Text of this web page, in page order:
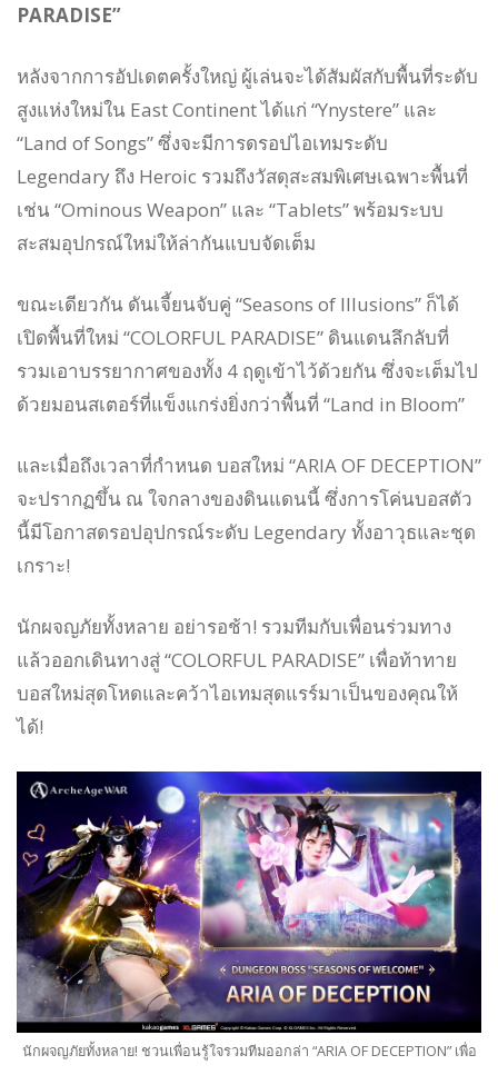
PARADISE”
หลังจากการอัปเดตครั้งใหญ่ ผู้เล่นจะได้สัมผัสกับพื้นที่ระดับ
สูงแห่งใหม่ใน East Continent ได้แก่ “Ynystere” และ
“Land of Songs” ซึ่งจะมีการดรอปไอเทมระดับ
Legendary ถึง Heroic รวมถึงวัสดุสะสมพิเศษเฉพาะพื้นที่
เช่น “Ominous Weapon” และ “Tablets” พร้อมระบบ
สะสมอุปกรณ์ใหม่ให้ล่ากันแบบจัดเต็ม
ขณะเดียวกัน ดันเจี้ยนจับคู่ “Seasons of Illusions” ก็ได้
เปิดพื้นที่ใหม่ “COLORFUL PARADISE” ดินแดนลึกลับที่
รวมเอาบรรยากาศของทั้ง 4 ฤดูเข้าไว้ด้วยกัน ซึ่งจะเต็มไป
ด้วยมอนสเตอร์ที่แข็งแกร่งยิ่งกว่าพื้นที่ “Land in Bloom”
และเมื่อถึงเวลาที่กำหนด บอสใหม่ “ARIA OF DECEPTION”
จะปรากฏขึ้น ณ ใจกลางของดินแดนนี้ ซึ่งการโค่นบอสตัว
นี้มีโอกาสดรอปอุปกรณ์ระดับ Legendary ทั้งอาวุธและชุด
เกราะ!
นักผจญภัยทั้งหลาย อย่ารอช้า! รวมทีมกับเพื่อนร่วมทาง
แล้วออกเดินทางสู่ “COLORFUL PARADISE” เพื่อท้าทาย
บอสใหม่สุดโหดและคว้าไอเทมสุดแรร์มาเป็นของคุณให้
ได้!
นักผจญภัยทั้งหลาย! ชวนเพื่อนรู้ใจรวมทีมออกล่า “ARIA OF DECEPTION” เพื่อ